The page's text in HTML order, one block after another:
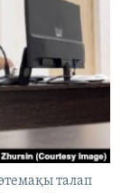
талап